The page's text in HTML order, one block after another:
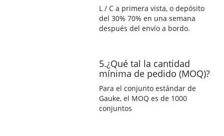
L / C a primera vista, o depósito
del 30% 70% en una semana
después del envío a bordo.
5.¿Qué tal la cantidad
mínima de pedido (MOQ)?
Para el conjunto estándar de
Gauke, el MOQ es de 1000
conjuntos